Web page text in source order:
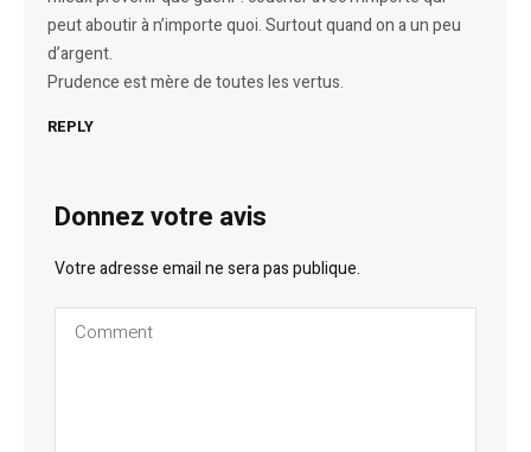
peut aboutir à n’importe quoi. Surtout quand on a un peu
d’argent.
Prudence est mère de toutes les vertus.
REPLY
Donnez votre avis
Votre adresse email ne sera pas publique.